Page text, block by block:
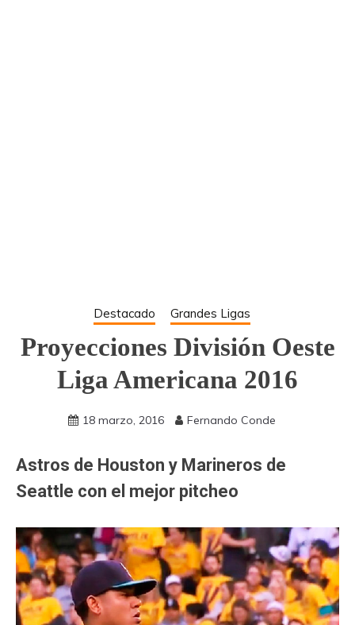
Destacado Grandes Ligas
Proyecciones División Oeste
Liga Americana 2016
18 marzo, 2016 Fernando Conde
Astros de Houston y Marineros de
Seattle con el mejor pitcheo